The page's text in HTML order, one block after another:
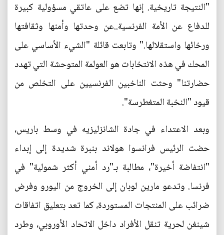
"النتيجة تاريخية. إنها تضع على عاتقي مسؤولية كبيرة
للدفاع عن الأمة الفرنسية..عن وحدتها وأمنها وثقافتها
ورخائها واستقلالها." وتابعت قائلة "الشيء الأساسي على
المحك في هذه الانتخابات هو العولمة المتوحشة التي تهدد
حضارتنا" وحثت الناخبين الفرنسيين على التخلص من
قيود "النخبة المتغطرسة".
وبعد الاعتداء في جادة الشانزليزيه في وسط باريس،
حضت الرئيس فرانسوا هولاند بنبرة شديدة إلى إبداء
"انتفاضة أخيرة"، مطالبة بـ"رد أمني أكثر شمولية" في
فرنسا. وتدعو مارين لوبان إلى الخروج من اليورو وفرض
ضرائب على المنتجات المستوردة، كما تعد بتعليق اتفاقات
شينغن لحرية تنقل الأفراد داخل الاتحاد الأوروبي، وطرد